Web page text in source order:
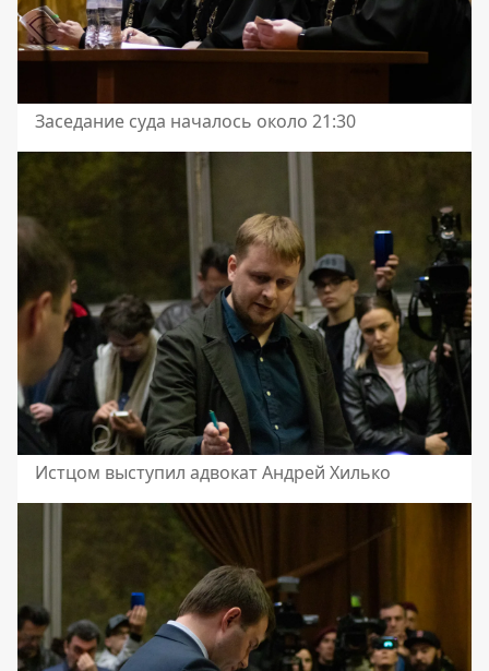
Заседание суда началось около 21:30
Истцом выступил адвокат Андрей Хилько